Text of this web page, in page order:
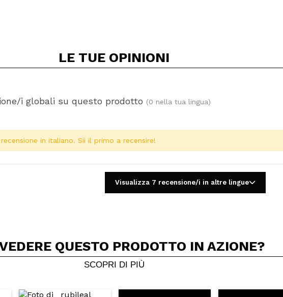
LE TUE OPINIONI
i globali su questo prodotto (0 nella tua lingua)
Condividi un video o una foto
Il tuo video potrebbe essere il primo. Immaginalo...
acquisto? Si No 5/5
in italiano. Sii il primo a recensire!
Visualizza 7 recensione/i in altre lingue
QUESTO PRODOTTO IN AZIONE?
SCOPRI DI PIÙ